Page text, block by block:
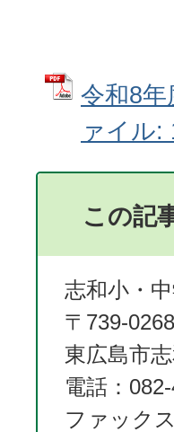
令和8
ァイル:
この記
志和小・
〒739-0268
東広島市
電話：
ファック